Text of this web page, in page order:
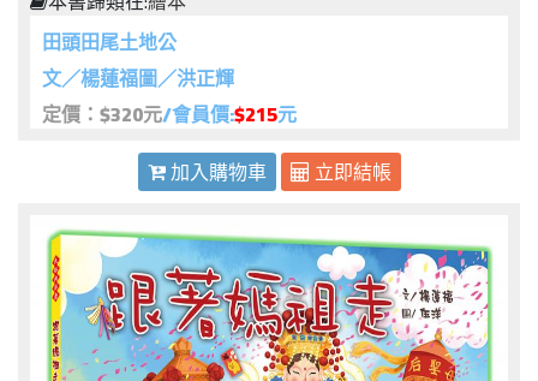
田頭田尾土地公
文／楊蓮福圖／洪正輝
定價：$320元/會員價:$215元
加入購物車
立即結帳